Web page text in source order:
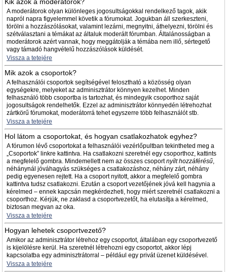
Kik azok a moderátorok?
A moderátorok olyan különleges jogosultságokkal rendelkező tagok, akik
napról napra figyelemmel követik a fórumokat. Jogukban áll szerkeszteni,
törölni a hozzászólásokat, valamint lezárni, megnyitni, áthelyezni, törölni és
szétválasztani a témákat az általuk moderált fórumban. Általánosságban a
moderátorok azért vannak, hogy meggátolják a témába nem illő, sértegető
vagy támadó hangvételű hozzászólások küldését.
Vissza a tetejére
Mik azok a csoportok?
A felhasználói csoportok segítségével felosztható a közösség olyan
egységekre, melyeket az adminisztrátor könnyen kezelhet. Minden
felhasználó több csoportba is tartozhat, és mindegyik csoporthoz saját
jogosultságok rendelhetők. Ezzel az adminisztrátor könnyedén létrehozhat
zártkörű fórumokat, moderátorrá tehet egyszerre több felhasználót stb.
Vissza a tetejére
Hol látom a csoportokat, és hogyan csatlakozhatok egyhez?
A fórumon lévő csoportokat a felhasználói vezérlőpultban tekintheted meg a
„Csoportok” linkre kattintva. Ha csatlakozni szeretnél egy csoporthoz, kattints
a megfelelő gombra. Mindemellett nem az összes csoportnyílt hozzáférésű,
néhánynál jóváhagyás szükséges a csatlakozáshoz, néhány zárt, néhány
pedig egyenesen rejtett. Ha a csoport nyitott, akkor a megfelelő gombra
kattintva tudsz csatlakozni. Ezután a csoport vezetőjének jóvá kell hagynia a
kérelmed – ennek kapcsán megkérdezheti, hogy miért szeretnél csatlakozni a
csoporthoz. Kérjük, ne zaklasd a csoportvezetőt, ha elutasítja a kérelmed,
biztosan megvan az oka.
Vissza a tetejére
Hogyan lehetek csoportvezető?
Amikor az adminisztrátor létrehoz egy csoportot, általában egy csoportvezető
is kijelölésre kerül. Ha szeretnél létrehozni egy csoportot, akkor lépj
kapcsolatba egy adminisztrátorral – például egy privát üzenet küldésével.
Vissza a tetejére